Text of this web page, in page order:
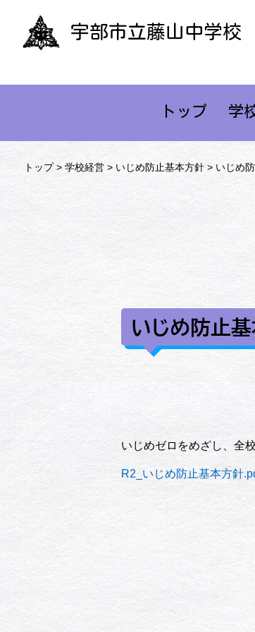
宇部市立藤山中学校
トップ 学
トップ> 学校経営> いじめ防止基本方針> いじめ
いじめ防止
いじめゼロをめざし、全
R2_いじめ防止基本方針